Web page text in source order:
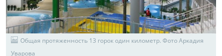
Общая протяженность 13 горок один километр. Фото Аркадия
Уварова